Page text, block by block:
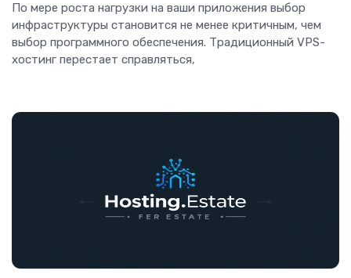
По мере роста нагрузки на ваши приложения выбор
инфраструктуры становится не менее критичным, чем
выбор программного обеспечения. Традиционный VPS-
хостинг перестает справляться,